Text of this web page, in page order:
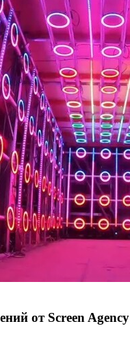
от Screen Agency